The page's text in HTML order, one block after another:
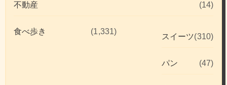
不動産 (14)
食べ歩き (1,331)
スイーツ(310)
パン (47)